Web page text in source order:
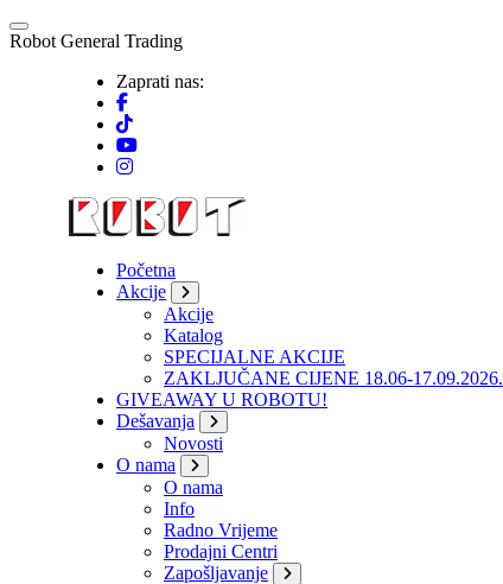
Skip
to
Robot General Trading
Zaprati nas:
Početna
Akcije
Akcije
Katalog
SPECIJALNE AKCIJE
ZAKLJUČANE CIJENE 18.06-17.09.2026.
GIVEAWAY U ROBOTU!
Dešavanja
Novosti
O nama
O nama
Info
Radno Vrijeme
Prodajni Centri
Zapošljavanje